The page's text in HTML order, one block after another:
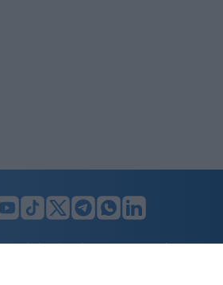
Sede legale Milano, Largo F. Richini, 2/A,